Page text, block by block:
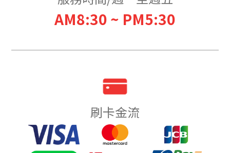
AM8:30 ~ PM5:30
刷卡金流